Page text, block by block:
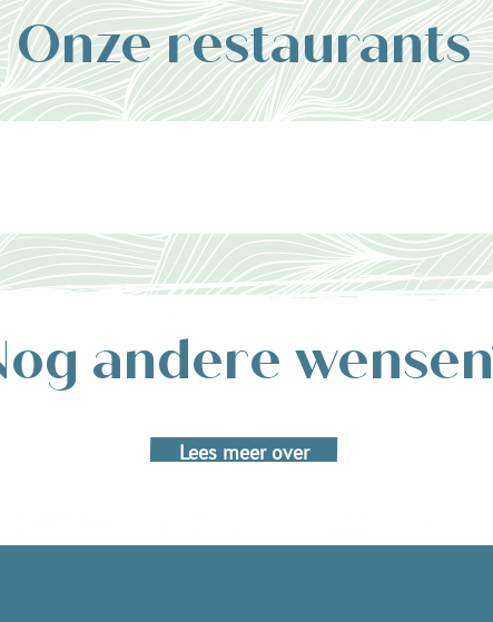
Onze restaurants
andere
Ontdek het lokale erfgoed
Lees meer over